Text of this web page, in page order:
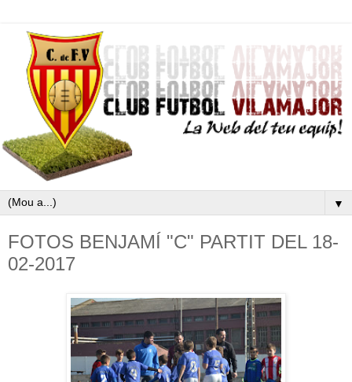
▼
FOTOS BENJAMÍ "C" PARTIT DEL 18-
02-2017